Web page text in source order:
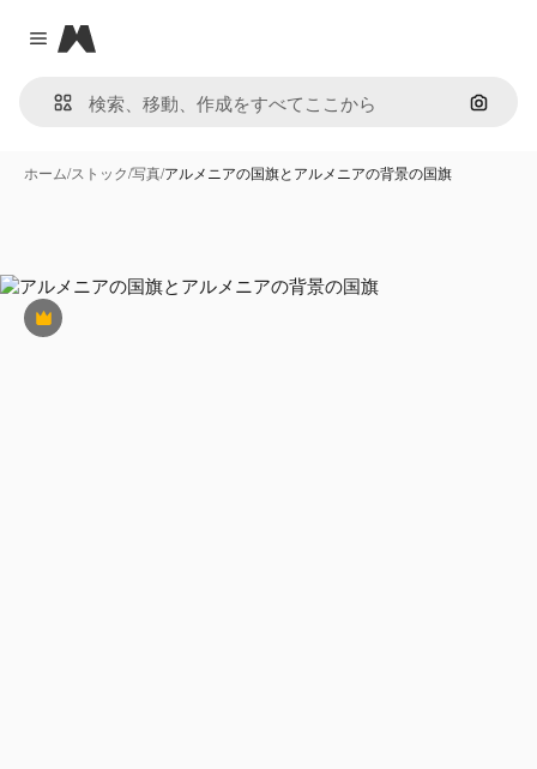
Close menu
Magnific
画像で
ホーム/ストック/写真/アルメニアの国旗とアルメニアの背景の国旗
Premium